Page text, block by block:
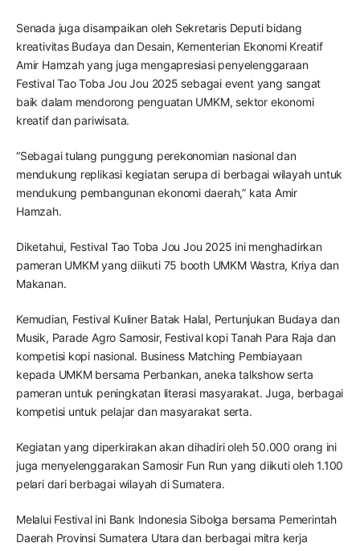
Senada juga disampaikan oleh Sekretaris Deputi bidang
kreativitas Budaya dan Desain, Kementerian Ekonomi Kreatif
Amir Hamzah yang juga mengapresiasi penyelenggaraan
Festival Tao Toba Jou Jou 2025 sebagai event yang sangat
baik dalam mendorong penguatan UMKM, sektor ekonomi
kreatif dan pariwisata.
“Sebagai tulang punggung perekonomian nasional dan
mendukung replikasi kegiatan serupa di berbagai wilayah untuk
mendukung pembangunan ekonomi daerah,” kata Amir
Hamzah.
Diketahui, Festival Tao Toba Jou Jou 2025 ini menghadirkan
pameran UMKM yang diikuti 75 booth UMKM Wastra, Kriya dan
Makanan.
Kemudian, Festival Kuliner Batak Halal, Pertunjukan Budaya dan
Musik, Parade Agro Samosir, Festival kopi Tanah Para Raja dan
kompetisi kopi nasional. Business Matching Pembiayaan
kepada UMKM bersama Perbankan, aneka talkshow serta
pameran untuk peningkatan literasi masyarakat. Juga, berbagai
kompetisi untuk pelajar dan masyarakat serta.
Kegiatan yang diperkirakan akan dihadiri oleh 50.000 orang ini
juga menyelenggarakan Samosir Fun Run yang diikuti oleh 1.100
pelari dari berbagai wilayah di Sumatera.
Melalui Festival ini Bank Indonesia Sibolga bersama Pemerintah
Daerah Provinsi Sumatera Utara dan berbagai mitra kerja